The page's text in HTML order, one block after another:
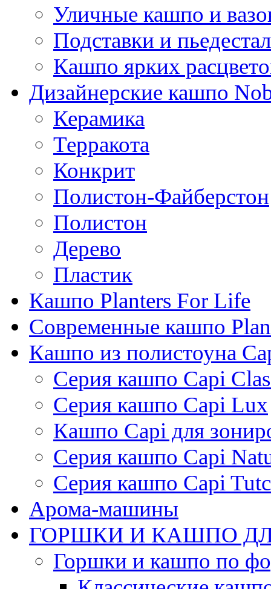
Уличные кашпо и
Подставки и
Кашпо ярких
Дизайнерские кашпо
Керамика
Терракота
Конкрит
Полистон-Файберстон
Полистон
Дерево
Пластик
Кашпо Planters For Life
Современные кашпо
Кашпо из полистоуна
Серия кашпо Capi
Серия кашпо Capi Lux
Кашпо Capi для
Серия кашпо Capi
Серия кашпо Capi
Арома-машины
ГОРШКИ И КАШПО
Горшки и кашпо по